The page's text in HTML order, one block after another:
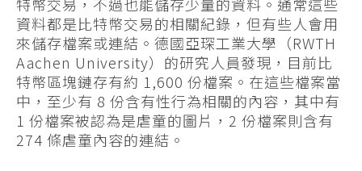
資料都是比特幣交易的相關紀錄，但有些人會用
來儲存檔案或連結。德國亞琛工業大學（RWTH
Aachen University）的研究人員發現，目前比
特幣區塊鏈存有約 1,600 份檔案。在這些檔案當
中，至少有 8 份含有性行為相關的內容，其中有
1 份檔案被認為是虐童的圖片，2 份檔案則含有
274 條虐童內容的連結。